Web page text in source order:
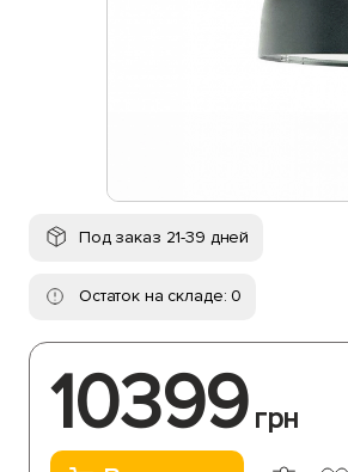
Под заказ 21-39 дней
Остаток на складе: 0
10399 грн